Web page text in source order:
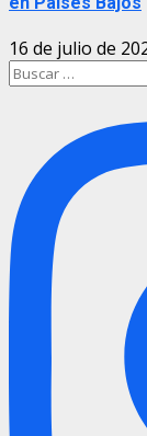
16 de julio de
Buscar: